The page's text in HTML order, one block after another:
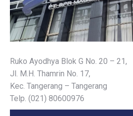
Ruko Ayodhya Blok G No. 20 – 21,
Jl. M.H. Thamrin No. 17,
Kec. Tangerang – Tangerang
Telp. (021) 80600976